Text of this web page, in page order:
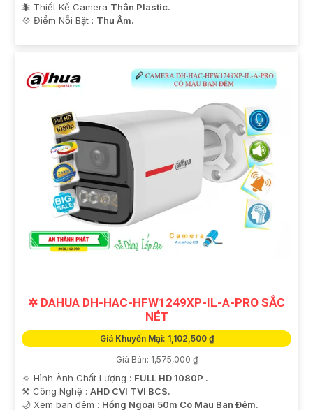
🐜 Thiết Kế Camera Thân Plastic.
️💠 Điểm Nỗi Bật : Thu Âm.
✲ DAHUA DH-HAC-HFW1249XP-IL-A-PRO SẮC
NÉT
Giá Khuyến Mại: 1,102,500 ₫
Giá Bán: 1,575,000 ₫
🔅 Hình Ành Chất Lượng : FULL HD 1080P .
⚒ Công Nghệ : AHD CVI TVI BCS.
🌙 Xem ban đêm : Hồng Ngoại 50m Có Màu Ban Ðêm.